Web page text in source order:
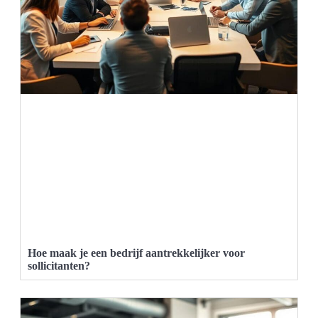
Hoe maak je een bedrijf aantrekkelijker voor
sollicitanten?